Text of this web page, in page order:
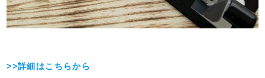
>>詳細はこちらから